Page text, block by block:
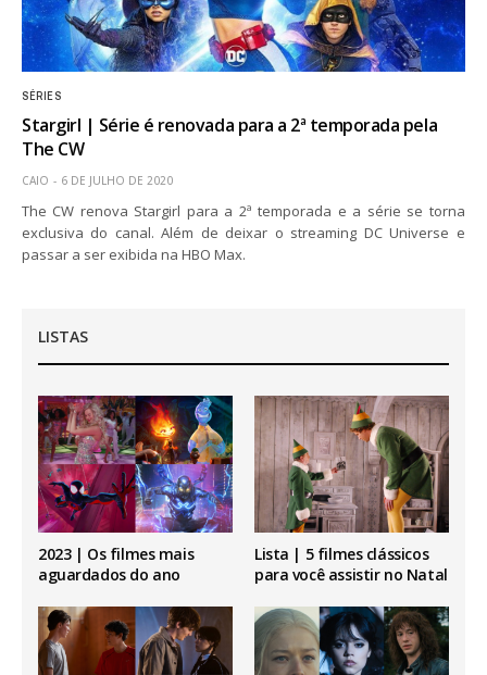
SÉRIES
Stargirl | Série é renovada para a 2ª temporada pela
The CW
CAIO 6 DE JULHO DE 2020
The CW renova Stargirl para a 2ª temporada e a série se torna
exclusiva do canal. Além de deixar o streaming DC Universe e
passar a ser exibida na HBO Max.
LISTAS
2023 | Os filmes mais
aguardados do ano
Lista | 5 filmes clássicos
para você assistir no Natal